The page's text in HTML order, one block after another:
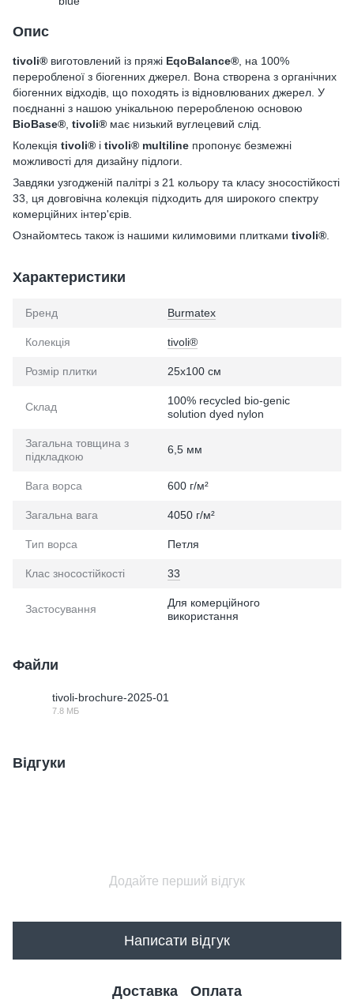
Опис
tivoli® виготовлений із пряжі EqoBalance® , на 100%
переробленої з біогенних джерел. Вона створена з органічних
біогенних відходів, що походять із відновлюваних джерел. У
поєднанні з нашою унікальною переробленою основою
BioBase® tivoli® має низький вуглецевий слід.
Колекція tivoli® і tivoli® multiline пропонує безмежні
можливості для дизайну підлоги.
Завдяки узгодженій палітрі з 21 кольору та класу зносостійкості
33, ця довговічна колекція підходить для широкого спектру
комерційних інтер'єрів.
Ознайомтесь також із нашими килимовими плитками tivoli®
Характеристики
Бренд Burmatex
Колекція tivoli®
Розмір плитки 25х100 см
Склад
100% recycled bio-genic
solution dyed nylon
Загальна товщина з
підкладкою
6,5 мм
Вага ворса 600 г/м²
Загальна вага 4050 г/м²
Тип ворса Петля
Клас зносостійкості 33
Застосування
Для комерційного
використання
Файли
tivoli-brochure-2025-01
7.8 МБ
Відгуки
Додайте перший відгук
Написати відгук
Доставка Оплата